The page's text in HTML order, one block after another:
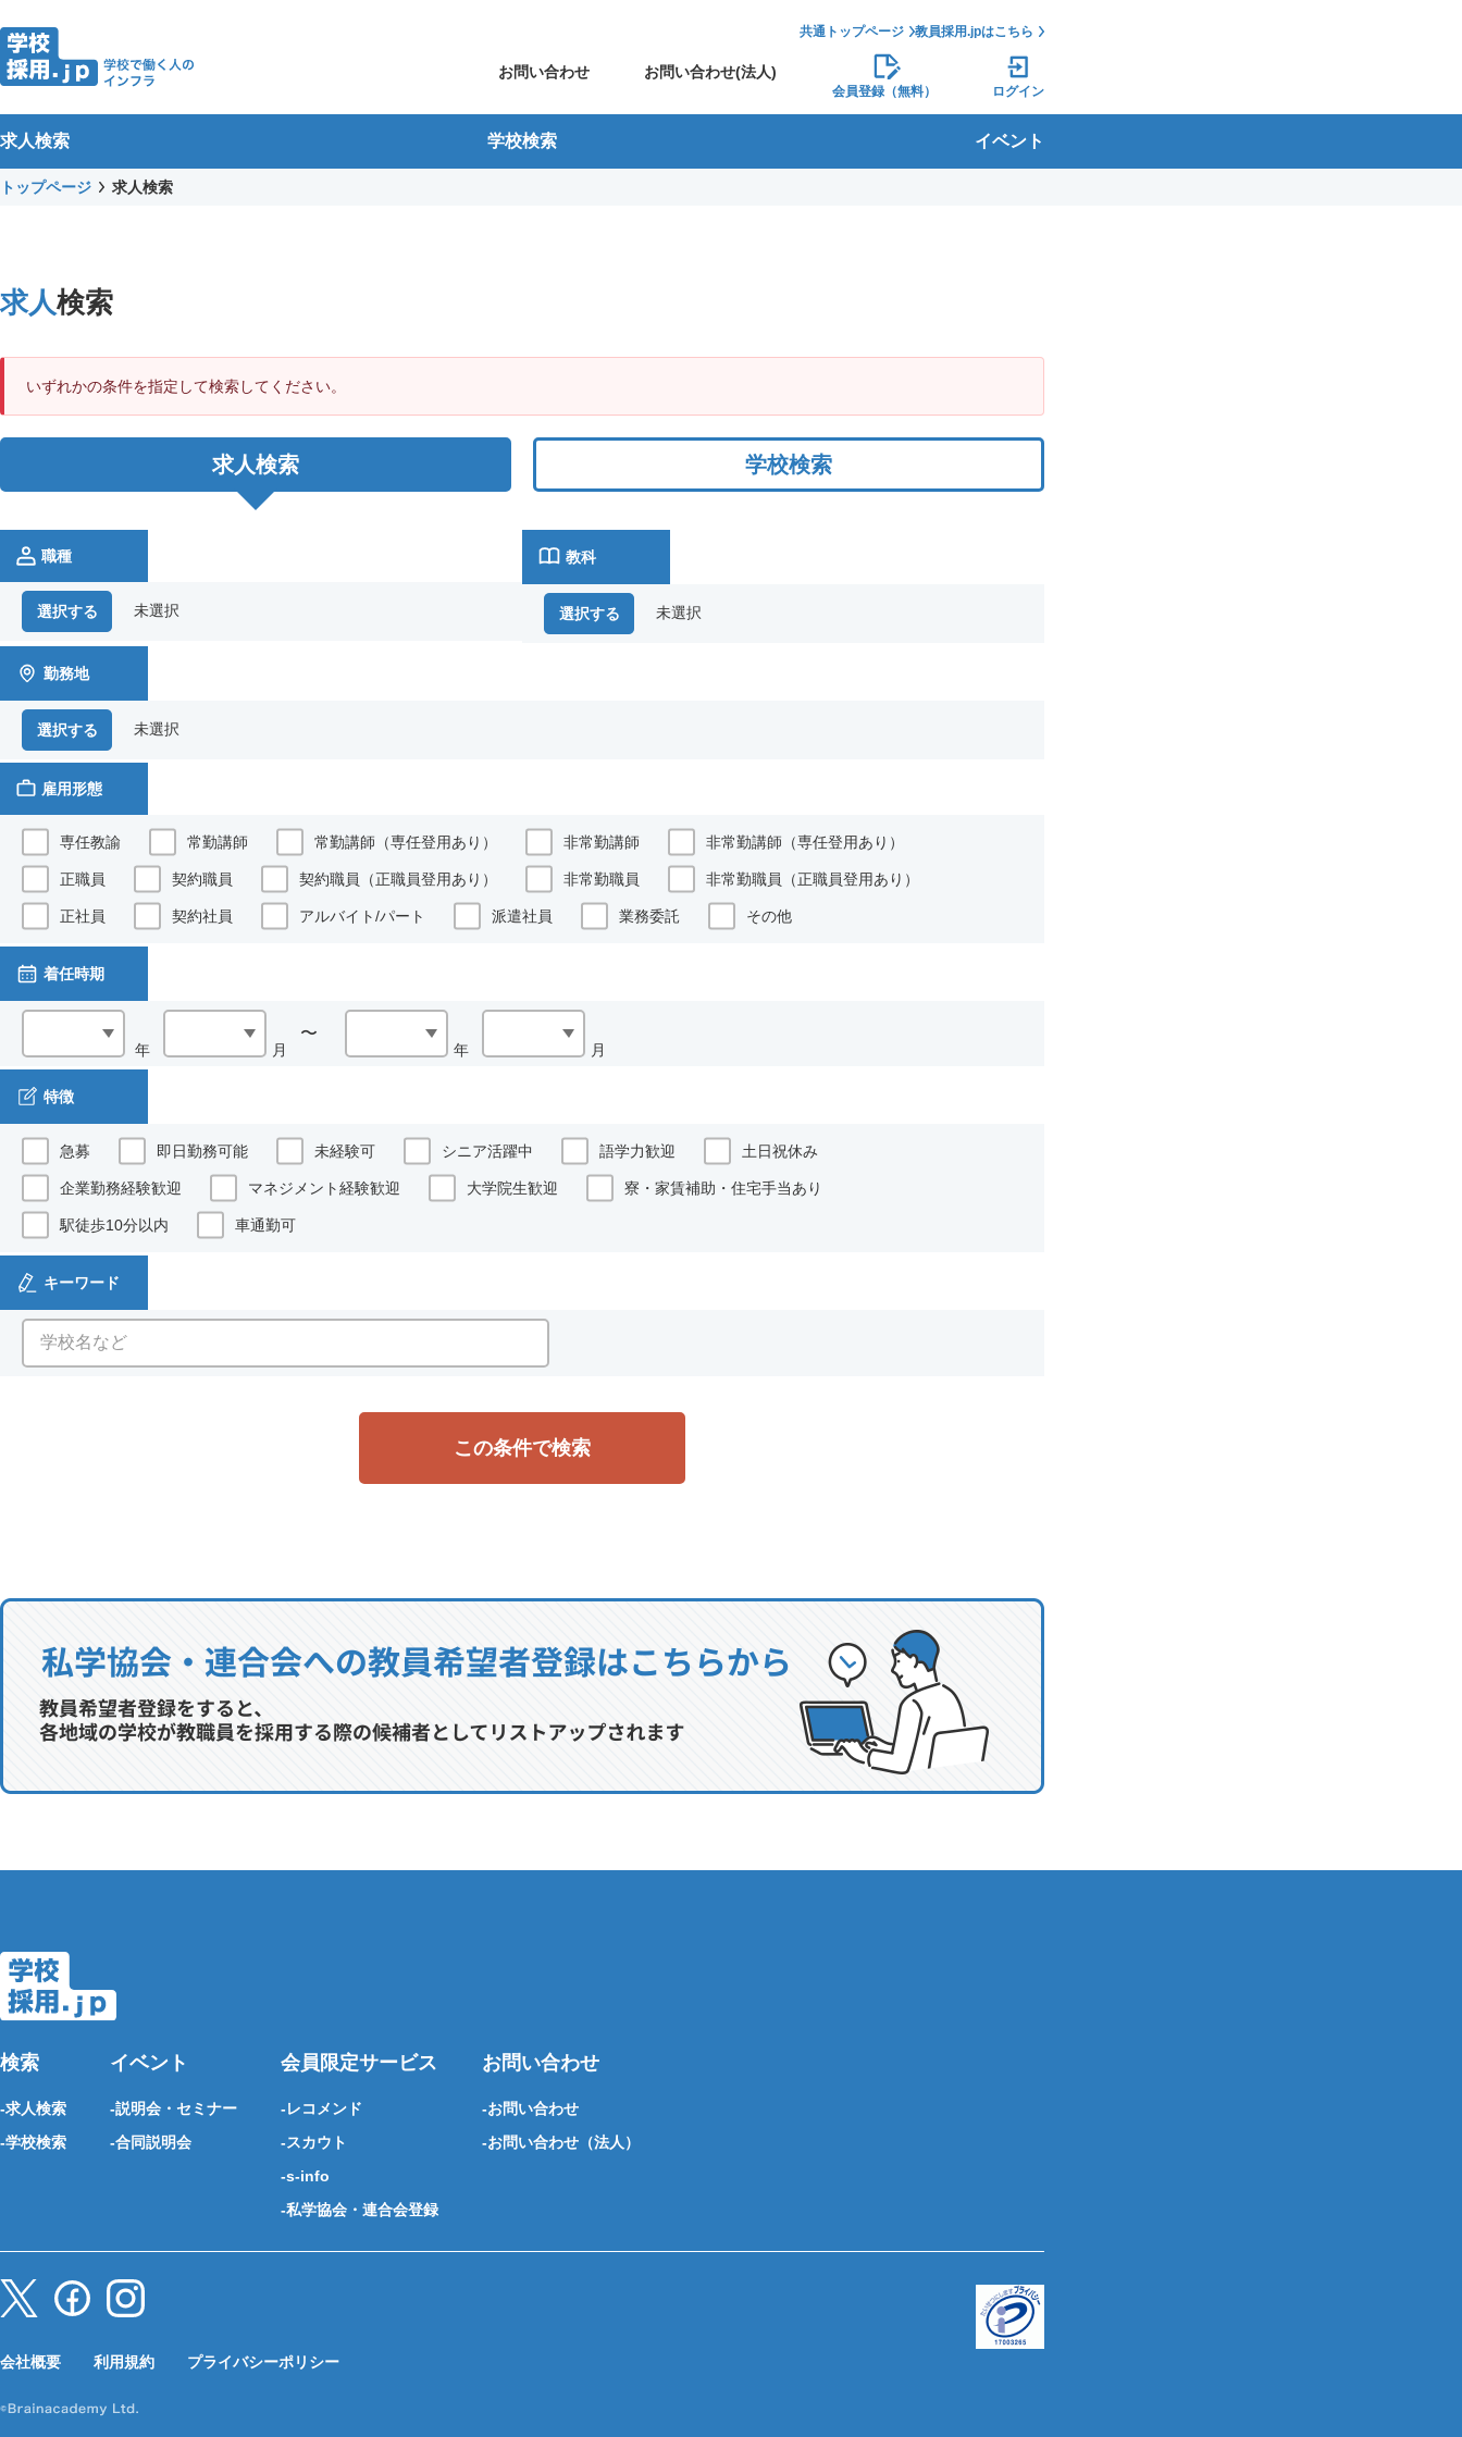
共通トップページ 教員採用.jpはこちら
お問い合わせ お問い合わせ(法人)
会員登録（無料） ログイン
求人検索 学校検索 イベント
トップページ 求人検索
求人検索
いずれかの条件を指定して検索してください。
求人検索 学校検索
職種
選択する 未選択
教科
選択する 未選択
勤務地
選択する 未選択
雇用形態
専任教諭 常勤講師 常勤講師（専任登用あり） 非常勤講師 非常勤講師（専任登用あり）
正職員 契約職員 契約職員（正職員登用あり） 非常勤職員 非常勤職員（正職員登用あり）
正社員 契約社員 アルバイト/パート 派遣社員 業務委託 その他
着任時期
年 月 年 月
特徴
急募 即日勤務可能 未経験可 シニア活躍中 語学力歓迎 土日祝休み
企業勤務経験歓迎 マネジメント経験歓迎 大学院生歓迎 寮・家賃補助・住宅手当あり
駅徒歩10分以内 車通勤可
キーワード
この条件で検索
検索
求人検索
学校検索
イベント
説明会・セミナー
合同説明会
会員限定サービス
レコメンド
スカウト
s-info
私学協会・連合会登録
お問い合わせ
お問い合わせ
お問い合わせ（法人）
会社概要 利用規約 プライバシーポリシー